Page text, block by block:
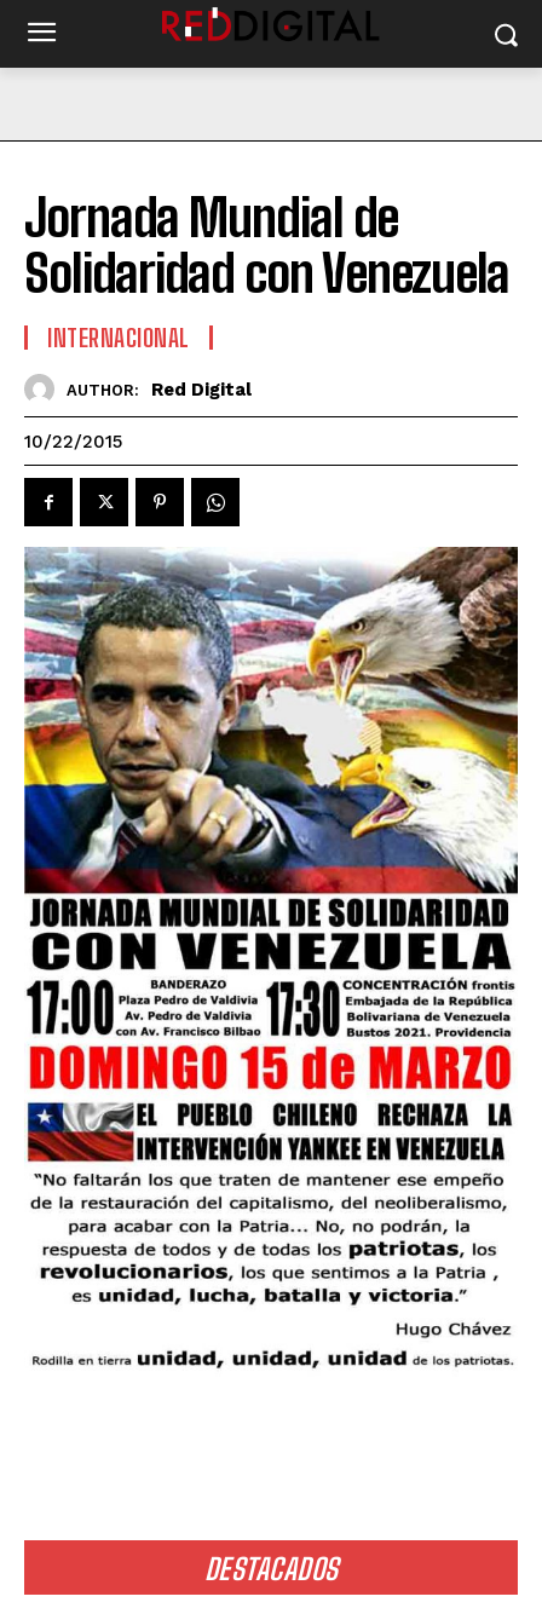
DESTACADOS
Jornada Mundial de
Solidaridad con Venezuela
INTERNACIONAL
AUTHOR: Red Digital
10/22/2015